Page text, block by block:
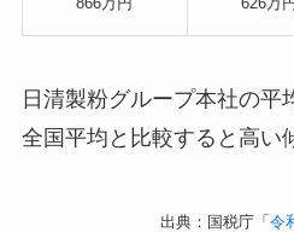
日清製粉グループ本社の平
全国平均と比較すると高い
出典：国税庁「令